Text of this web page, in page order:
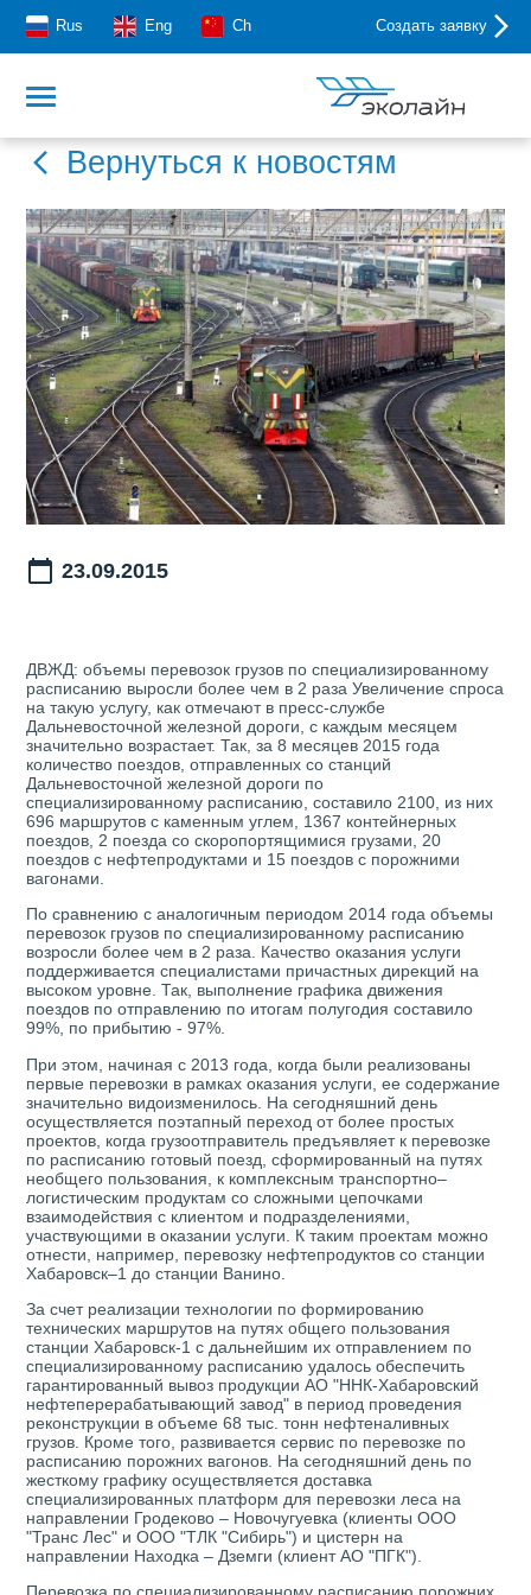
Rus Eng Ch Создать заявку
Вернуться к новостям
23.09.2015
ДВЖД: объемы перевозок грузов по специализированному
расписанию выросли более чем в 2 раза Увеличение спроса
на такую услугу, как отмечают в пресс-службе
Дальневосточной железной дороги, с каждым месяцем
значительно возрастает. Так, за 8 месяцев 2015 года
количество поездов, отправленных со станций
Дальневосточной железной дороги по
специализированному расписанию, составило 2100, из них
696 маршрутов с каменным углем, 1367 контейнерных
поездов, 2 поезда со скоропортящимися грузами, 20
поездов с нефтепродуктами и 15 поездов с порожними
вагонами.
По сравнению с аналогичным периодом 2014 года объемы
перевозок грузов по специализированному расписанию
возросли более чем в 2 раза. Качество оказания услуги
поддерживается специалистами причастных дирекций на
высоком уровне. Так, выполнение графика движения
поездов по отправлению по итогам полугодия составило
99%, по прибытию - 97%.
При этом, начиная с 2013 года, когда были реализованы
первые перевозки в рамках оказания услуги, ее содержание
значительно видоизменилось. На сегодняшний день
осуществляется поэтапный переход от более простых
проектов, когда грузоотправитель предъявляет к перевозке
по расписанию готовый поезд, сформированный на путях
необщего пользования, к комплексным транспортно–
логистическим продуктам со сложными цепочками
взаимодействия с клиентом и подразделениями,
участвующими в оказании услуги. К таким проектам можно
отнести, например, перевозку нефтепродуктов со станции
Хабаровск–1 до станции Ванино.
За счет реализации технологии по формированию
технических маршрутов на путях общего пользования
станции Хабаровск-1 с дальнейшим их отправлением по
специализированному расписанию удалось обеспечить
гарантированный вывоз продукции АО "ННК-Хабаровский
нефтеперерабатывающий завод" в период проведения
реконструкции в объеме 68 тыс. тонн нефтеналивных
грузов. Кроме того, развивается сервис по перевозке по
расписанию порожних вагонов. На сегодняшний день по
жесткому графику осуществляется доставка
специализированных платформ для перевозки леса на
направлении Гродеково – Новочугуевка (клиенты ООО
"Транс Лес" и ООО "ТЛК "Сибирь") и цистерн на
направлении Находка – Дземги (клиент АО "ПГК").